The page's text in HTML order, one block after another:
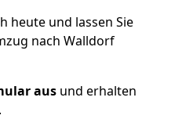
heute und lassen Sie
nach Walldorf
aus und erhalten